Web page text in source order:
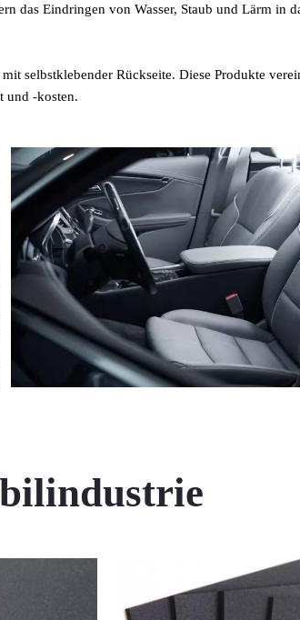
das Eindringen von Wasser, Staub und Lärm in
selbstklebender Rückseite. Diese Produkte
und -kosten.